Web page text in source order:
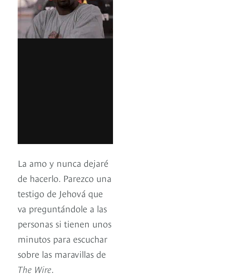
La amo y nunca dejaré
de hacerlo. Parezco una
testigo de Jehová que
va preguntándole a las
personas si tienen unos
minutos para escuchar
sobre las maravillas de
The Wire.